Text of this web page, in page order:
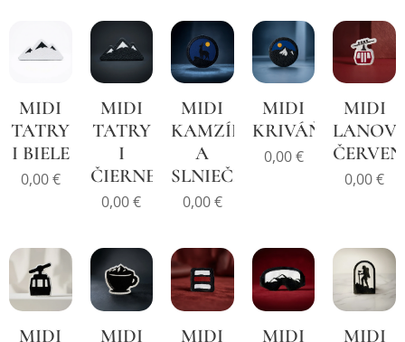
MIDI
TATRY
I BIELE
0,00€
MIDI
TATRY
I
ČIERNE
0,00€
MIDI
KAMZÍK
A
SLNIEČKO
0,00€
MIDI
KRIVÁŇ
0,00€
MIDI
0,00€
MIDI
MIDI
MIDI
MIDI
MIDI